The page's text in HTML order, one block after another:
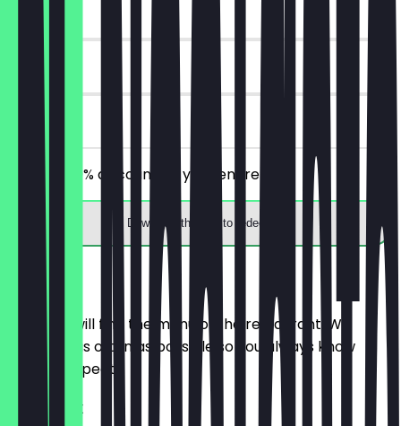
~€4 value
30 days
Receive 30% discount on your entire bill!
Download the app to redeem
Menu
Here you will find the menu of the restaurant. We
update it as often as possible so you always know
what to expect.
FRÜHSTÜCK